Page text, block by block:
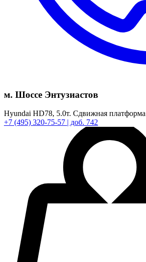
м. Шоссе Энтузиастов
Hyundai HD78, 5.0т. Сдвижная платформа
+7 (495) 320-75-57 | доб. 742